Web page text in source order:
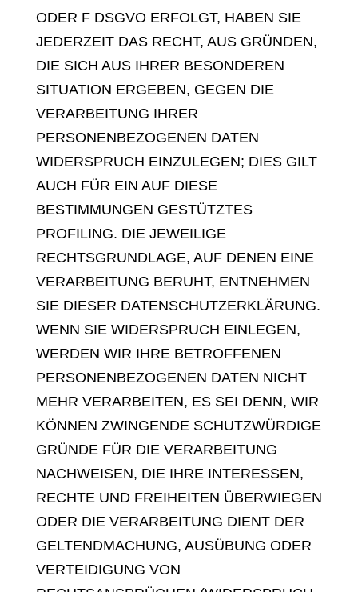
ODER F DSGVO ERFOLGT, HABEN SIE
JEDERZEIT DAS RECHT, AUS GRÜNDEN,
DIE SICH AUS IHRER BESONDEREN
SITUATION ERGEBEN, GEGEN DIE
VERARBEITUNG IHRER
PERSONENBEZOGENEN DATEN
WIDERSPRUCH EINZULEGEN; DIES GILT
AUCH FÜR EIN AUF DIESE
BESTIMMUNGEN GESTÜTZTES
PROFILING. DIE JEWEILIGE
RECHTSGRUNDLAGE, AUF DENEN EINE
VERARBEITUNG BERUHT, ENTNEHMEN
SIE DIESER DATENSCHUTZERKLÄRUNG.
WENN SIE WIDERSPRUCH EINLEGEN,
WERDEN WIR IHRE BETROFFENEN
PERSONENBEZOGENEN DATEN NICHT
MEHR VERARBEITEN, ES SEI DENN, WIR
KÖNNEN ZWINGENDE SCHUTZWÜRDIGE
GRÜNDE FÜR DIE VERARBEITUNG
NACHWEISEN, DIE IHRE INTERESSEN,
RECHTE UND FREIHEITEN ÜBERWIEGEN
ODER DIE VERARBEITUNG DIENT DER
GELTENDMACHUNG, AUSÜBUNG ODER
VERTEIDIGUNG VON